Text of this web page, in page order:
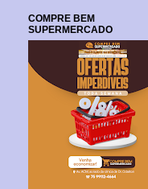
COMPRE BEM
SUPERMERCADO